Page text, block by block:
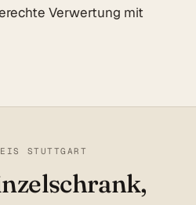
Verwertung mit
STUTTGART